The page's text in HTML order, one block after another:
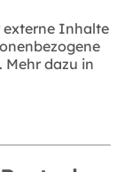
externe Inhalte
dazu in